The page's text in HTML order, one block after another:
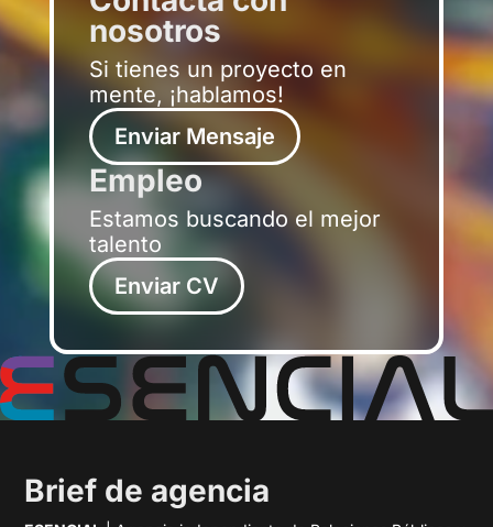
nosotros
Si tienes un proyecto en
mente, ¡hablamos!
Enviar Mensaje
Empleo
Estamos buscando el mejor
talento
Enviar CV
Brief de agencia